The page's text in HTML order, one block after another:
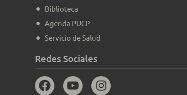
Biblioteca
Agenda PUCP
Servicio de Salud
Redes Sociales